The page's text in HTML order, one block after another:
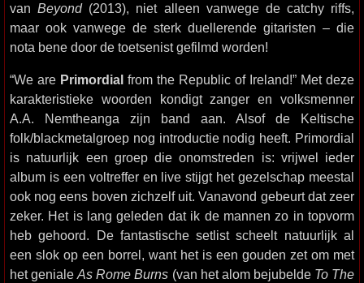
vanBeyond(2013), niet alleen vanwege de catchy riffs,
maar ook vanwege de sterk duellerende gitaristen – die
nota bene door de toetsenist gefilmd worden!
“We are Primordial from the Republic of Ireland!” Met deze
karakteristieke woorden kondigt zanger en volksmenner
A.A. Nemtheanga zijn band aan. Alsof de Keltische
folk/blackmetalgroep nog introductie nodig heeft. Primordial
is natuurlijk een groep die onomstreden is: vrijwel ieder
album is een voltreffer en live stijgt het gezelschap meestal
ook nog eens boven zichzelf uit. Vanavond gebeurt dat zeer
zeker. Het is lang geleden dat ik de mannen zo in topvorm
heb gehoord. De fantastische setlist scheelt natuurlijk al
een slok op een borrel, want het is een gouden zet om met
het genialeAs Rome Burns (van het alom bejubelde To The